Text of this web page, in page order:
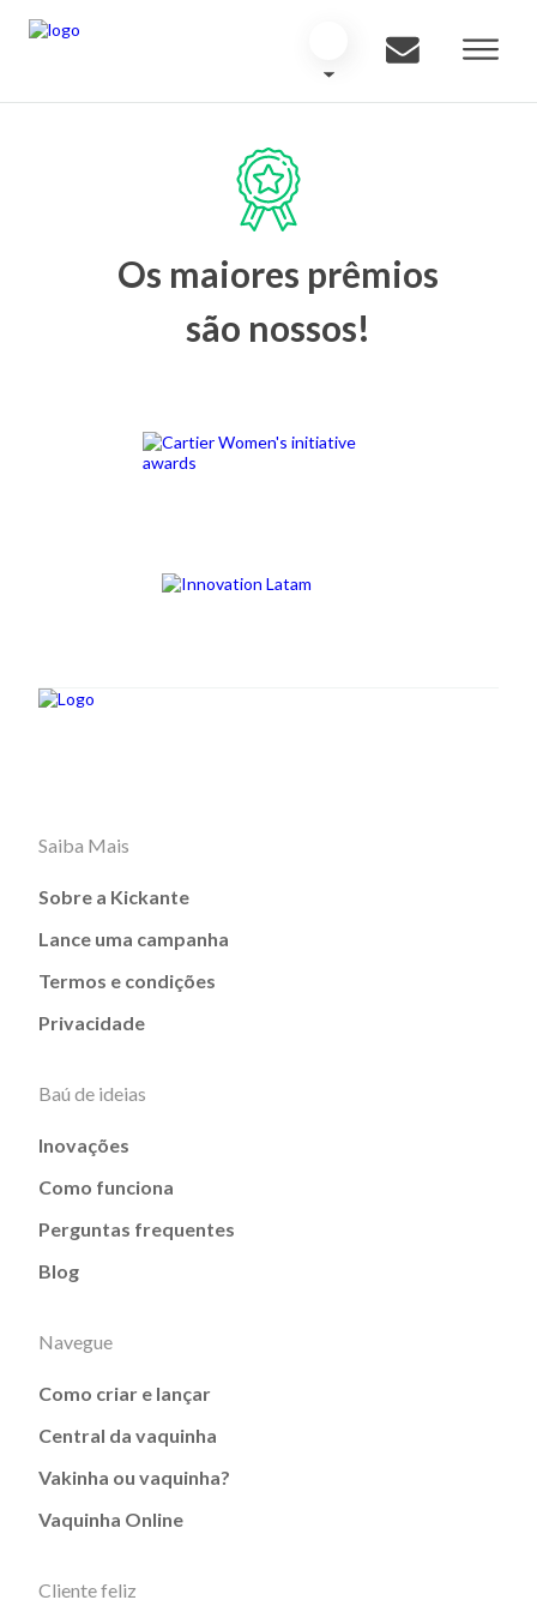
Os maiores prêmios
são nossos!
Saiba Mais
Sobre a Kickante
Lance uma campanha
Termos e condições
Privacidade
Baú de ideias
Inovações
Como funciona
Perguntas frequentes
Blog
Navegue
Como criar e lançar
Central da vaquinha
Vakinha ou vaquinha?
Vaquinha Online
Cliente feliz